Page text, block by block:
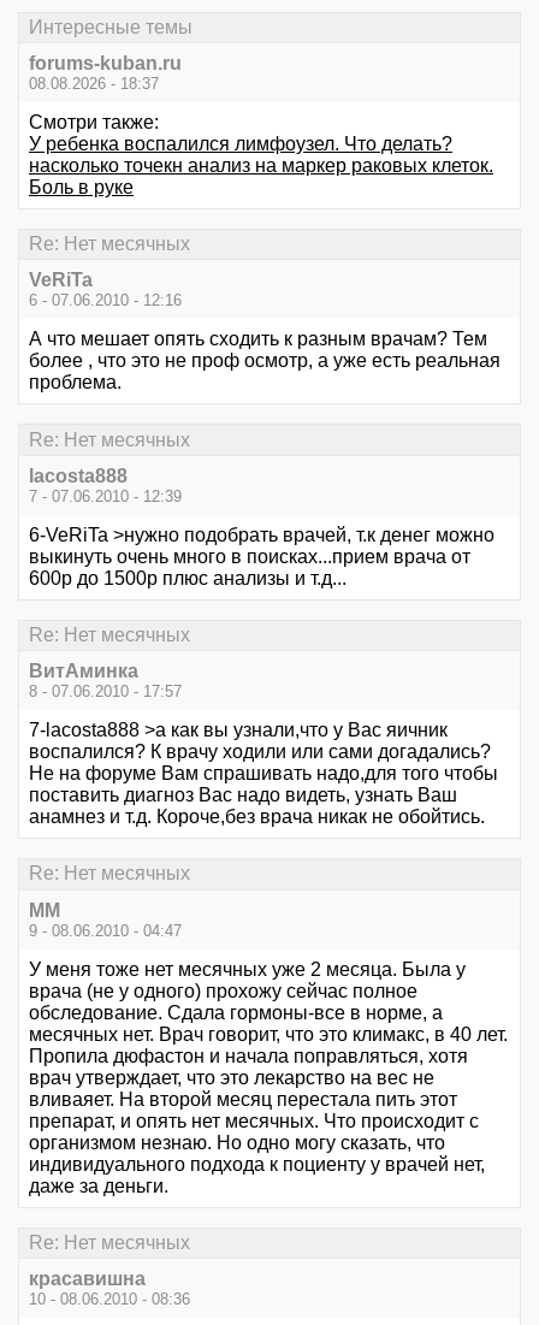
Интересные темы
forums-kuban.ru
08.08.2026 - 18:37
Смотри также:
У ребенка воспалился лимфоузел. Что делать?
насколько точекн анализ на маркер раковых клеток.
Боль в руке
Re: Нет месячных
VeRiTa
6 - 07.06.2010 - 12:16
А что мешает опять сходить к разным врачам? Тем
более , что это не проф осмотр, а уже есть реальная
проблема.
Re: Нет месячных
lacosta888
7 - 07.06.2010 - 12:39
6-VeRiTa >нужно подобрать врачей, т.к денег можно
выкинуть очень много в поисках...прием врача от
600р до 1500р плюс анализы и т.д...
Re: Нет месячных
ВитАминка
8 - 07.06.2010 - 17:57
7-lacosta888 >а как вы узнали,что у Вас яичник
воспалился? К врачу ходили или сами догадались?
Не на форуме Вам спрашивать надо,для того чтобы
поставить диагноз Вас надо видеть, узнать Ваш
анамнез и т.д. Короче,без врача никак не обойтись.
Re: Нет месячных
MM
9 - 08.06.2010 - 04:47
У меня тоже нет месячных уже 2 месяца. Была у
врача (не у одного) прохожу сейчас полное
обследование. Сдала гормоны-все в норме, а
месячных нет. Врач говорит, что это климакс, в 40 лет.
Пропила дюфастон и начала поправляться, хотя
врач утверждает, что это лекарство на вес не
вливаяет. На второй месяц перестала пить этот
препарат, и опять нет месячных. Что происходит с
организмом незнаю. Но одно могу сказать, что
индивидуального подхода к поциенту у врачей нет,
даже за деньги.
Re: Нет месячных
красавишна
10 - 08.06.2010 - 08:36